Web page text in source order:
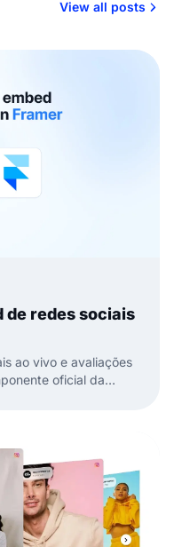
View all posts
de redes sociais
ao vivo e avaliações
oficial da